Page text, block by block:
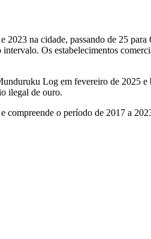
na cidade, passando de 25
Os estabelecimentos
Log em fevereiro de 2025
ilegal de ouro.
compreende o período de 2017 a